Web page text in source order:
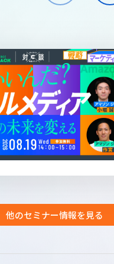
他のセミナー情報を見る